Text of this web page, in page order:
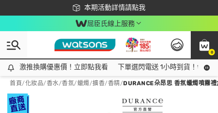
本期活動詳情請點我
下載app最高回饋$350
屈臣氏線上服務
0
激推換購優惠價！立即點我看
激推換購優惠價！立即點我看 下單選閃電送 1小時到貨！領神
首頁/化妝品/香水/香氛/蠟燭/擴香/香精/DURANCE朵昂思 香氛蠟燭噴霧